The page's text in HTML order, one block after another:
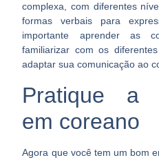
complexa, com diferentes
formas verbais para
importante aprender as
familiarizar com os
adaptar sua comunicação ao
Pratique a
em coreano
Agora que você tem um bom